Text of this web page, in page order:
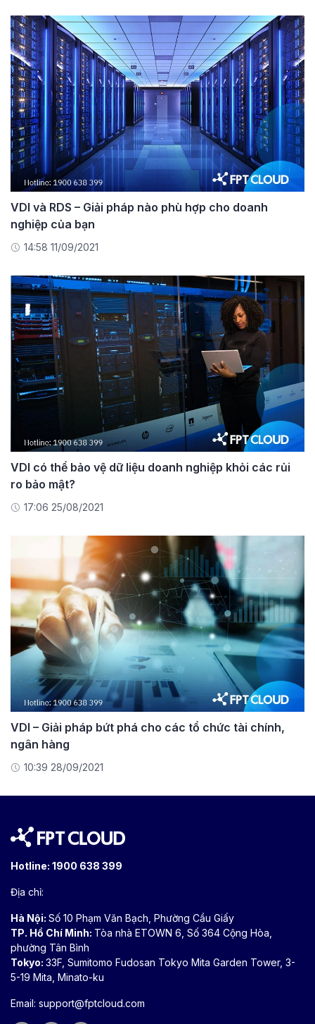
VDI và RDS – Giải pháp nào phù hợp cho doanh
nghiệp của bạn
14:58 11/09/2021
VDI có thể bảo vệ dữ liệu doanh nghiệp khỏi các rủi
ro bảo mật?
17:06 25/08/2021
VDI – Giải pháp bứt phá cho các tổ chức tài chính,
ngân hàng
10:39 28/09/2021
Hotline: 1900 638 399
Địa chỉ:
Hà Nội: Số 10 Phạm Văn Bạch, Phường Cầu Giấy
TP. Hồ Chí Minh: Tòa nhà ETOWN 6, Số 364 Cộng Hòa,
phường Tân Bình
Tokyo: 33F, Sumitomo Fudosan Tokyo Mita Garden Tower, 3-
5-19 Mita, Minato-ku
Email: support@fptcloud.com